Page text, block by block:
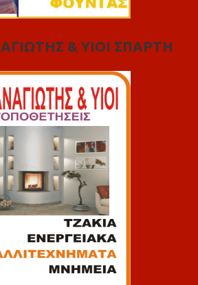
& YIOI ΣΠΑΡΤΗ